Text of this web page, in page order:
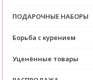
ПОДАРОЧНЫЕ НАБОРЫ
Борьба с курением
Уценённые товары